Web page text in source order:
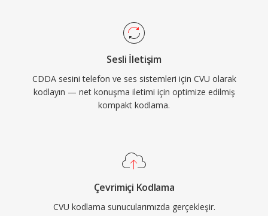
Sesli İletişim
CDDA sesini telefon ve ses sistemleri için CVU olarak
kodlayın — net konuşma iletimi için optimize edilmiş
kompakt kodlama.
Çevrimiçi Kodlama
CVU kodlama sunucularımızda gerçekleşir.